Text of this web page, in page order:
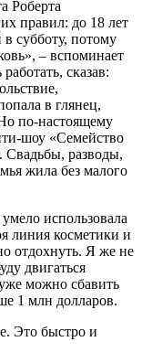
Роберта
правил: до 18 лет
в субботу, потому
– вспоминает
сказав:
в глянец,
по-настоящему
шоу «Семейство
Свадьбы, разводы,
жила без малого
использовала
линия косметики и
отдохнуть. Я же не
двигаться
можно сбавить
1 млн долларов.
Это быстро и